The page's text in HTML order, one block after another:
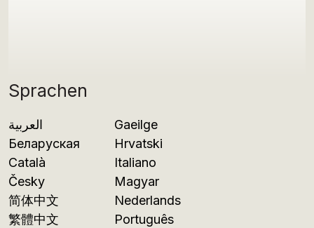
Sprachen
العربية
Беларуская
Català
Česky
简体中文
繁體中文
Gaeilge
Hrvatski
Italiano
Magyar
Nederlands
Português